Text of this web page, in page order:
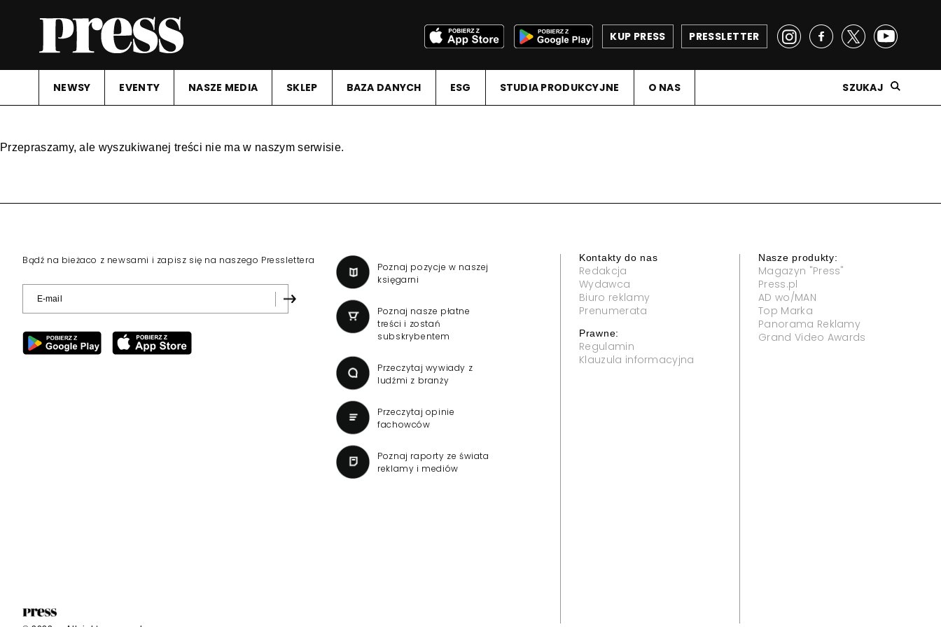
PRESSLETTER
KUP PRESS
NEWSY EVENTY NASZE MEDIA SKLEP BAZA DANYCH ESG STUDIA PRODUKCYJNE O NAS SZUKAJ
Przepraszamy, ale wyszukiwanej treści nie ma w naszym serwisie.
Bądź na bieżaco z newsami i zapisz się na naszego Presslettera
Poznaj pozycje w naszej
księgarni
Poznaj nasze płatne
treści i zostań
subskrybentem
Przeczytaj wywiady z
ludźmi z branży
Przeczytaj opinie
fachowców
Poznaj raporty ze świata
reklamy i mediów
Kontakty do nas
Redakcja
Wydawca
Biuro reklamy
Prenumerata
Prawne:
Regulamin
Klauzula informacyjna
Nasze produkty:
Magazyn "Press"
Press.pl
AD wo/MAN
Top Marka
Panorama Reklamy
Grand Video Awards